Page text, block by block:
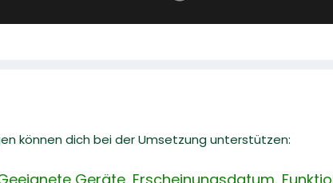
können dich bei der Umsetzung unterstützen: